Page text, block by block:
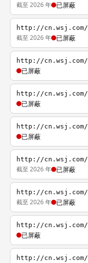
截至 2026 年 已屏蔽
http://cn.wsj.com/
截至 2026 年 已屏蔽
http://cn.wsj.com/
已屏蔽
http://cn.wsj.com/
已屏蔽
http://cn.wsj.com/
已屏蔽
http://cn.wsj.com/
截至 2026 年 已屏蔽
http://cn.wsj.com/
截至 2026 年 已屏蔽
http://cn.wsj.com/
已屏蔽
http://cn.wsj.com/